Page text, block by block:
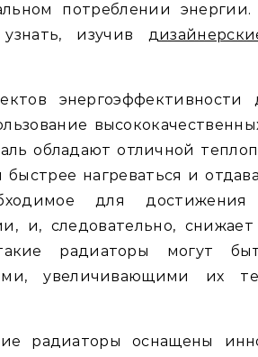
потреблении
изучив
энергоэффективности
обладают отличной
нагреваться и
для достижения
и, следовательно, снижает
радиаторы могут
увеличивающими их
радиаторы оснащены